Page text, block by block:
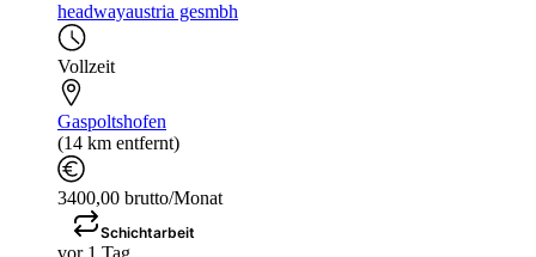
headwayaustria gesmbh
Vollzeit
Gaspoltshofen
(14 km entfernt)
3400,00 brutto/Monat
Schichtarbeit
vor 1 Tag